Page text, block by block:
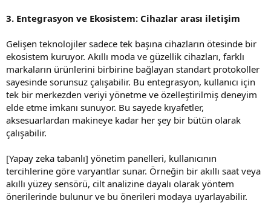
3. Entegrasyon ve Ekosistem: Cihazlar arası iletişim
Gelişen teknolojiler sadece tek başına cihazların ötesinde bir
ekosistem kuruyor. Akıllı moda ve güzellik cihazları, farklı
markaların ürünlerini birbirine bağlayan standart protokoller
sayesinde sorunsuz çalışabilir. Bu entegrasyon, kullanıcı için
tek bir merkezden veriyi yönetme ve özelleştirilmiş deneyim
elde etme imkanı sunuyor. Bu sayede kıyafetler,
aksesuarlardan makineye kadar her şey bir bütün olarak
çalışabilir.
[Yapay zeka tabanlı] yönetim panelleri, kullanıcının
tercihlerine göre varyantlar sunar. Örneğin bir akıllı saat veya
akıllı yüzey sensörü, cilt analizine dayalı olarak yöntem
önerilerinde bulunur ve bu önerileri modaya uyarlayabilir.